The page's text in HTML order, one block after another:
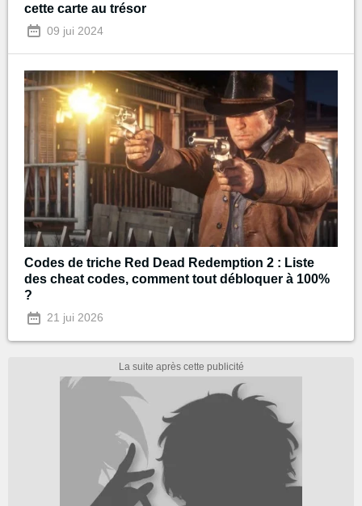
cette carte au trésor
09 jui 2024
Codes de triche Red Dead Redemption 2 : Liste
des cheat codes, comment tout débloquer à 100%
?
21 jui 2026